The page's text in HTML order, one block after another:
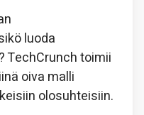
luoda
TechCrunch toimii
oiva malli
olosuhteisiin.